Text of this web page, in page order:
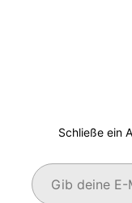
Schließe ein